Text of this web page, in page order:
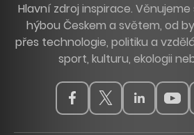
Hlavní zdroj inspirace.
hýbou Českem a světem, od
přes technologie, politiku a
sport, kulturu, ekologii